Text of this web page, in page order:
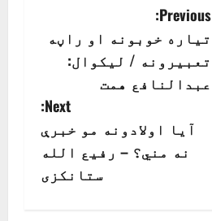
P
o
s
Previous:
تياره خوبونه او راڼه
تعبيرونه / ليکوال:
عبدالنافع همت
Next:
آيا اولادونه مو خبرې
نه مني؟ – رفیع الله
ستانکزی